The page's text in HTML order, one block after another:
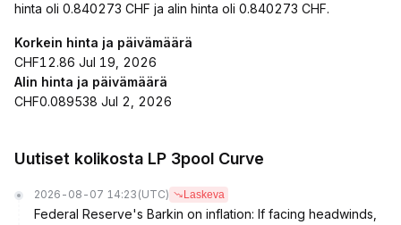
hinta oli 0.840273 CHF ja alin hinta oli 0.840273 CHF.
Korkein hinta ja päivämäärä
CHF12.86 Jul 19, 2026
Alin hinta ja päivämäärä
CHF0.089538 Jul 2, 2026
Uutiset kolikosta LP 3pool Curve
2026-08-07 14:23 (UTC) Laskeva
Federal Reserve's Barkin on inflation: If facing headwinds,